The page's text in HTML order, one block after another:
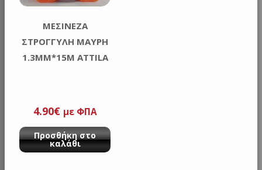
ΜΕΣΙΝΕΖΑ
ΣΤΡΟΓΓΥΛΗ ΜΑΥΡΗ
1.3MM*15M ATTILA
4.90€ με ΦΠΑ
Προσθήκη στο
καλάθι